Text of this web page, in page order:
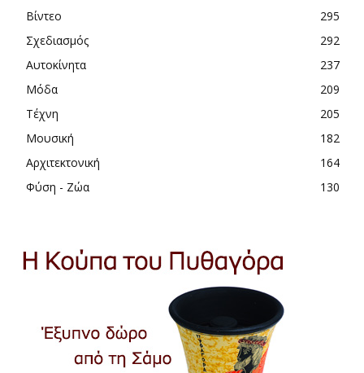
Βίντεο
295
Σχεδιασμός
292
Αυτοκίνητα
237
Μόδα
209
Τέχνη
205
Μουσική
182
Αρχιτεκτονική
164
Φύση - Ζώα
130